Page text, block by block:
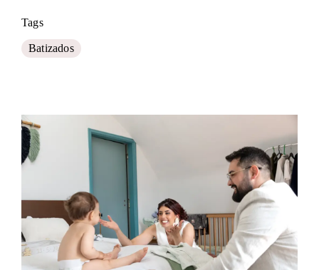
Tags
Batizados